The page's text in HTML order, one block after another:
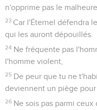
n'opprime pas le
23 Car l'Éternel défendra
qui les auront dépouillés.
24 Ne fréquente pas
l'homme violent,
25 De peur que tu ne
deviennent un piège pour
26 Ne sois pas parmi